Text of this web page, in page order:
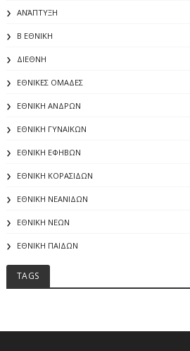
ΑΝΆΠΤΥΞΗ
Β ΕΘΝΙΚΗ
ΔΙΕΘΝΗ
ΕΘΝΙΚΕΣ ΟΜΑΔΕΣ
ΕΘΝΙΚΗ ΑΝΔΡΩΝ
ΕΘΝΙΚΗ ΓΥΝΑΙΚΩΝ
ΕΘΝΙΚΗ ΕΦΗΒΩΝ
ΕΘΝΙΚΗ ΚΟΡΑΣΙΔΩΝ
ΕΘΝΙΚΗ ΝΕΑΝΙΔΩΝ
ΕΘΝΙΚΗ ΝΕΩΝ
ΕΘΝΙΚΗ ΠΑΙΔΩΝ
TAGS